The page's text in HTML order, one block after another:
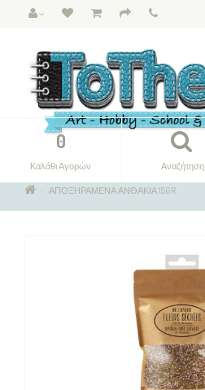
Αναζήτηση
0
Καλάθι Αγορών
ΑΠΟΞΗΡΑΜΕΝΑ ΑΝΘΑΚΙΑ 15GR